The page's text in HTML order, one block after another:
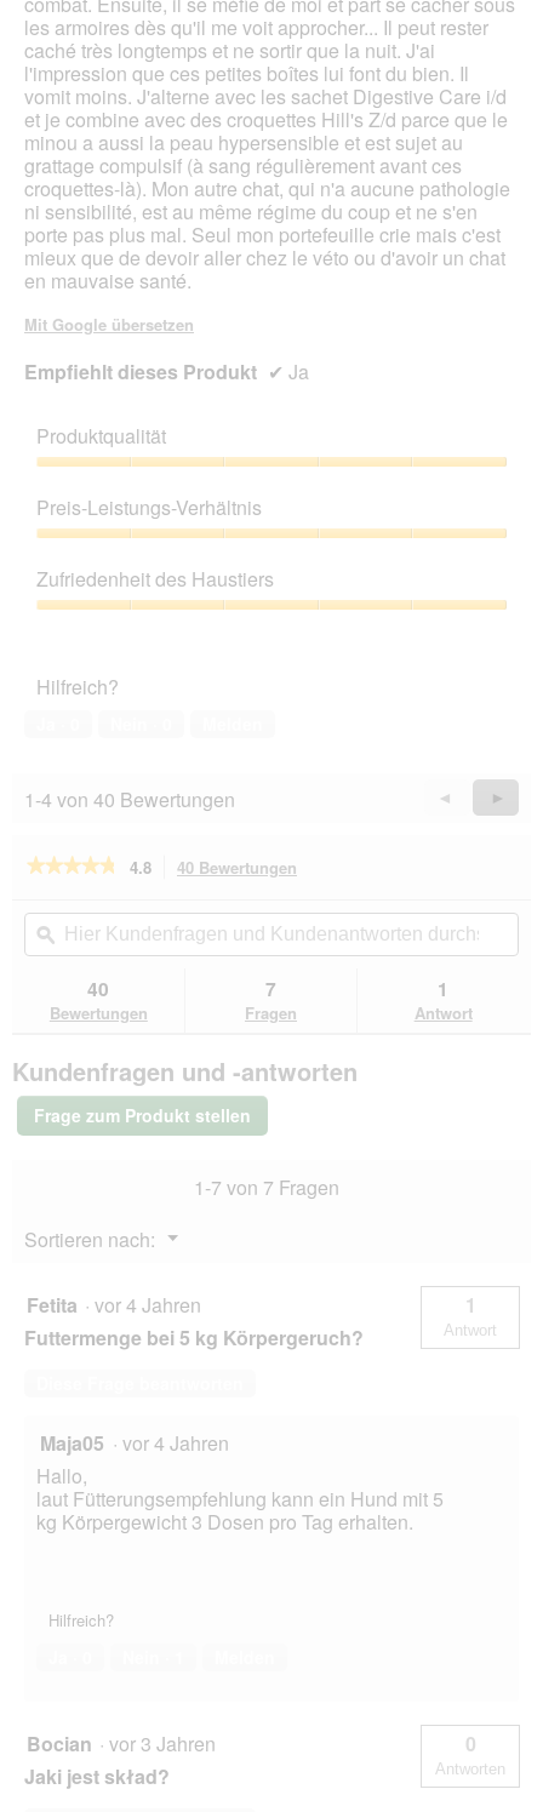
l
e
s
D
i
a
l
o
g
f
e
l
d
e
f
e
les armoires dès qu'il me voit approcher... Il peut rester
caché très longtemps et ne sortir que la nuit. J'ai
l'impression que ces petites boîtes lui font du bien. Il
vomit moins. J'alterne avec les sachet Digestive Care i/d
et je combine avec des croquettes Hill's Z/d parce que le
minou a aussi la peau hypersensible et est sujet au
grattage compulsif (à sang régulièrement avant ces
croquettes-là). Mon autre chat, qui n'a aucune pathologie
ni sensibilité, est au même régime du coup et ne s'en
porte pas plus mal. Seul mon portefeuille crie mais c'est
mieux que de devoir aller chez le véto ou d'avoir un chat
en mauvaise santé.
Mit Google übersetzen
Empfiehlt dieses Produkt ✔ Ja
Produktqualität
5
von
5
Preis-Leistungs-Verhältnis
Leistungs-
Verhältnis,
5
Zufriedenheit des Haustiers
5
Hilfreich?
1-4 von 40 Bewertungen
Zurück
Reviews
◄
Weiter
►
★★★★★
★★★★★
5
lesen
Hill's
Digestive
i/d
und
4.8 40 Bewertungen
Aktion
navigierst
du
Hier
Kundenfragen
und
Kundenantworten
durchsuchen
ϙ
40
Bewertungen
7
Fragen
1
Antwort
Kundenfragen und -antworten
Frage zum Produkt stellen
1-7 von 7 Fragen
Sortieren nach:
▼
Menü
Fetita · vor 4 Jahren
Futtermenge bei 5 kg Körpergeruch?
1
Antwort
Maja05 · vor 4 Jahren
Hallo,
laut Fütterungsempfehlung kann ein Hund mit 5
kg Körpergewicht 3 Dosen pro Tag erhalten.
Hilfreich?
Bocian · vor 3 Jahren
Jaki jest skład?
0
Antworten